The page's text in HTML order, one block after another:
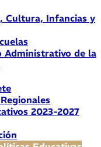
Cultura, Infancias y
Administrativo de la
2023-2027